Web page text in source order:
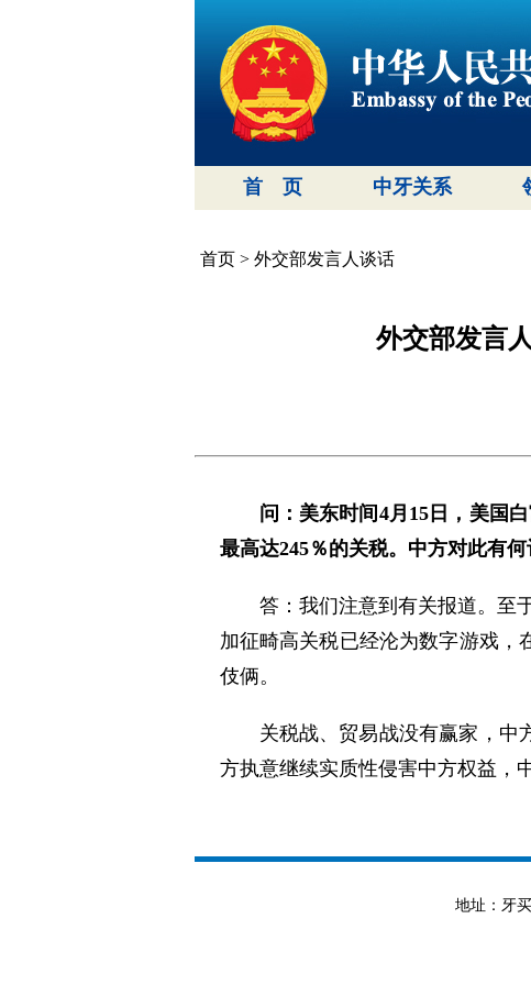
首 页 中牙关系
首页> 外交部发言人谈话
外交部发言
问：美东时间4月15日，美国
最高达245％的关税。中方对此有何
答：我们注意到有关报道。至
加征畸高关税已经沦为数字游戏，
伎俩。
关税战、贸易战没有赢家，中
方执意继续实质性侵害中方权益，
地址：牙